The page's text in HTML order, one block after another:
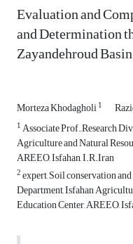
Evaluation and
and Determination
Zayandehroud Basin
Morteza Khodagholi1
1Associate Prof.,Research
Agriculture and Natural
AREEO, Isfahan, I.R.Iran
2expert, Soil conservation
Department, Isfahan
Education Center, AREEO,